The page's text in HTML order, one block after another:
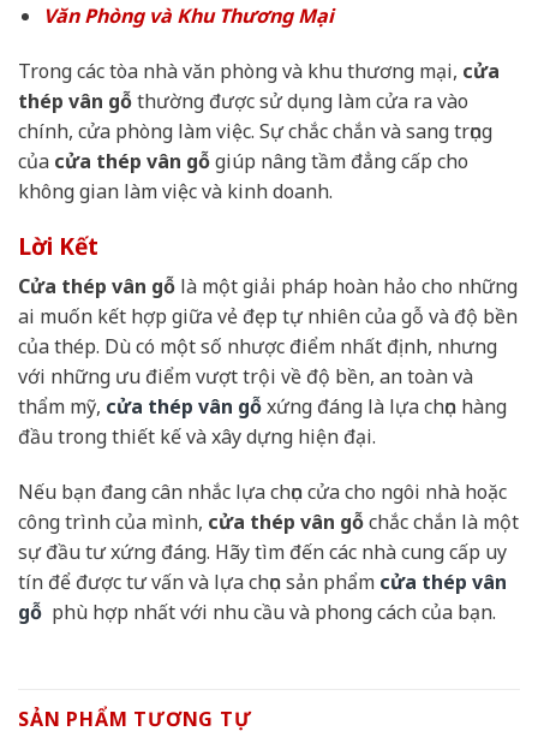
Văn Phòng và Khu Thương Mại
Trong các tòa nhà văn phòng và khu thương mại, cửa
thép vân gỗthường được sử dụng làm cửa ra vào
chính, cửa phòng làm việc. Sự chắc chắn và sang trọng
của cửa thép vân gỗgiúp nâng tầm đẳng cấp cho
không gian làm việc và kinh doanh.
Lời Kết
Cửa thép vân gỗ là một giải pháp hoàn hảo cho những
ai muốn kết hợp giữa vẻ đẹp tự nhiên của gỗ và độ bền
của thép. Dù có một số nhược điểm nhất định, nhưng
với những ưu điểm vượt trội về độ bền, an toàn và
thẩm mỹ, cửa thép vân gỗxứng đáng là lựa chọn hàng
đầu trong thiết kế và xây dựng hiện đại.
Nếu bạn đang cân nhắc lựa chọn cửa cho ngôi nhà hoặc
công trình của mình, cửa thép vân gỗchắc chắn là một
sự đầu tư xứng đáng. Hãy tìm đến các nhà cung cấp uy
tín để được tư vấn và lựa chọn sản phẩm cửa thép vân
gỗ phù hợp nhất với nhu cầu và phong cách của bạn.
SẢN PHẨM TƯƠNG TỰ